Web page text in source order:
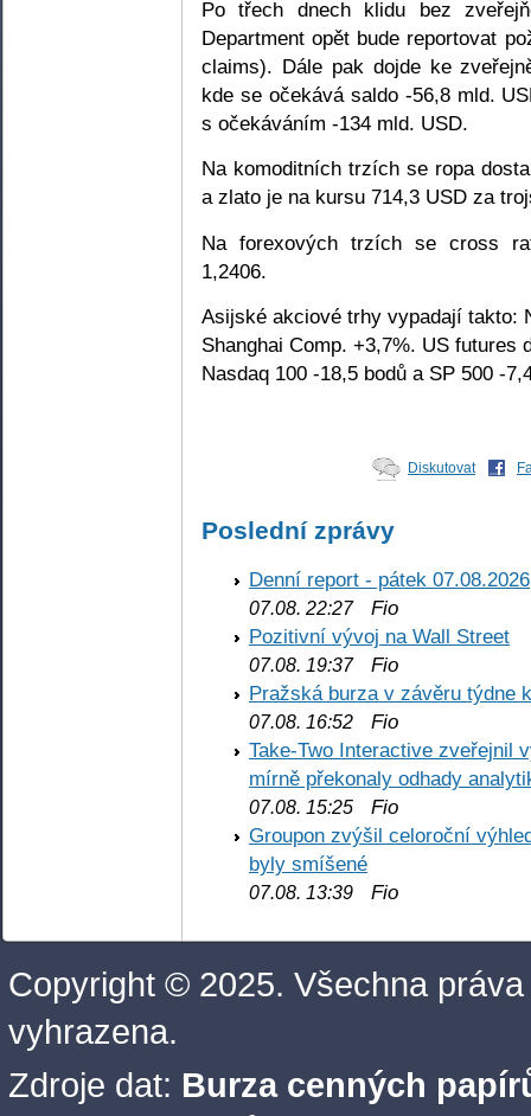
Po třech dnech klidu bez
Department opět bude reportovat
claims). Dále pak dojde ke
kde se očekává saldo -56,8 mld.
s očekáváním -134 mld. USD.
Na komoditních trzích se ropa
a zlato je na kursu 714,3 USD za
Na forexových trzích se cross
1,2406.
Asijské akciové trhy vypadají takto:
Shanghai Comp. +3,7%. US futures
Nasdaq 100 -18,5 bodů a SP 500 -
Diskutovat
Poslední zprávy
Denní report - pátek 07.08.2026
07.08. 22:27Fio
Pozitivní vývoj na Wall Street
07.08. 19:37Fio
Pražská burza v závěru týdne
07.08. 16:52 Fio
Take-Two Interactive zveřejnil
mírně překonaly odhady
07.08. 15:25 Fio
Groupon zvýšil celoroční
byly smíšené
07.08. 13:39 Fio
Copyright © 2025. Všechna práva
vyhrazena.
Zdroje dat: Burza cenných